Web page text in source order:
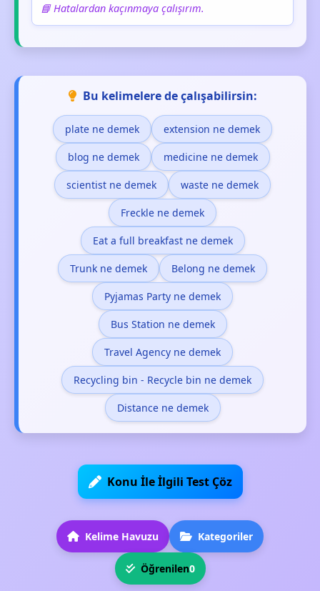
📘 Hatalardan kaçınmaya çalışırım.
Bu kelimelere de çalışabilirsin:
plate ne demek extension ne demek
blog ne demek medicine ne demek
scientist ne demek waste ne demek
Freckle ne demek
Eat a full breakfast ne demek
Trunk ne demek Belong ne demek
Pyjamas Party ne demek
Bus Station ne demek
Travel Agency ne demek
Recycling bin - Recycle bin ne demek
Distance ne demek
Konu İle İlgili Test Çöz
Kelime Havuzu Kategoriler
Öğrenilen0